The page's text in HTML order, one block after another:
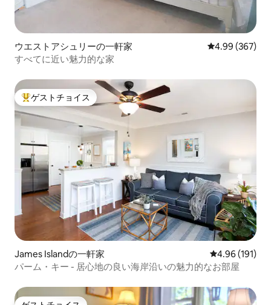
ウエストアシュリーの一軒家 レビュー367
4.99 (367)
すべてに近い魅力的な家
大好評のゲストチョイスです。
ゲストチョイス
James Islandの一軒家 レビュー191
4.96 (191)
パーム・キー - 居心地の良い海岸沿いの魅力的なお部屋